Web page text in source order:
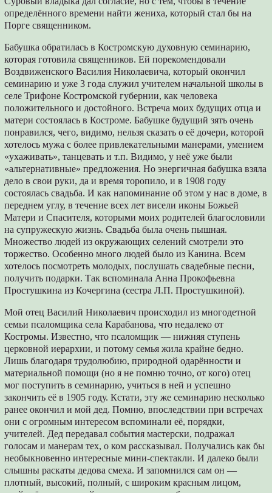
определённого времени найти жениха, который стал бы на
Порге священником.
Бабушка обратилась в Костромскую духовную семинарию,
которая готовила священников. Ей порекомендовали
Воздвиженского Василия Николаевича, который окончил
семинарию и уже 3 года служил учителем начальной школы в
селе Трифоне Костромской губернии, как человека
положительного и достойного. Встреча моих будущих отца и
матери состоялась в Костроме. Бабушке будущий зять очень
понравился, чего, видимо, нельзя сказать о её дочери, которой
хотелось мужа с более привлекательными манерами, умением
«ухаживать», танцевать и т.п. Видимо, у неё уже были
«альтернативные» предложения. Но энергичная бабушка взяла
дело в свои руки, да и время торопило, и в 1908 году
состоялась свадьба. И как напоминание об этом у нас в доме, в
переднем углу, в течение всех лет висели иконы Божьей
Матери и Спасителя, которыми моих родителей благословили
на супружескую жизнь. Свадьба была очень пышная.
Множество людей из окружающих селений смотрели это
торжество. Особенно много людей было из Канина. Всем
хотелось посмотреть молодых, послушать свадебные песни,
получить подарки. Так вспоминала Анна Прокофьевна
Простушкина из Кочергина (сестра Л.П. Простушкиной).
Мой отец Василий Николаевич происходил из многодетной
семьи псаломщика села Карабанова, что недалеко от
Костромы. Известно, что псаломщик — нижняя ступень
церковной иерархии, и потому семья жила крайне бедно.
Лишь благодаря трудолюбию, природной одарённости и
материальной помощи (но я не помню точно, от кого) отец
мог поступить в семинарию, учиться в ней и успешно
закончить её в 1905 году. Кстати, эту же семинарию несколько
ранее окончил и мой дед. Помню, впоследствии при встречах
они с огромным интересом вспоминали её, порядки,
учителей. Дед передавал события мастерски, подражал
голосам и манерам тех, о ком рассказывал. Получались как бы
необыкновенно интересные мини-спектакли. И далеко были
слышны раскаты дедова смеха. И запомнился сам он —
плотный, высокий, полный, с широким красным лицом,